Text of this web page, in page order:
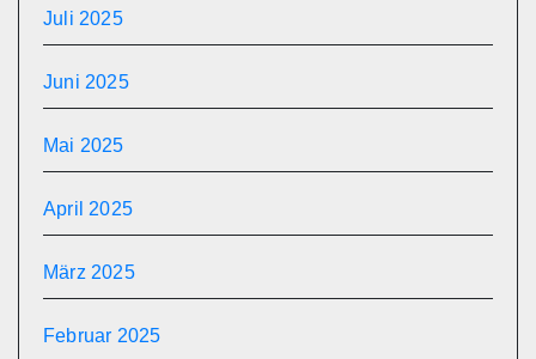
Juli 2025
Juni 2025
Mai 2025
April 2025
März 2025
Februar 2025